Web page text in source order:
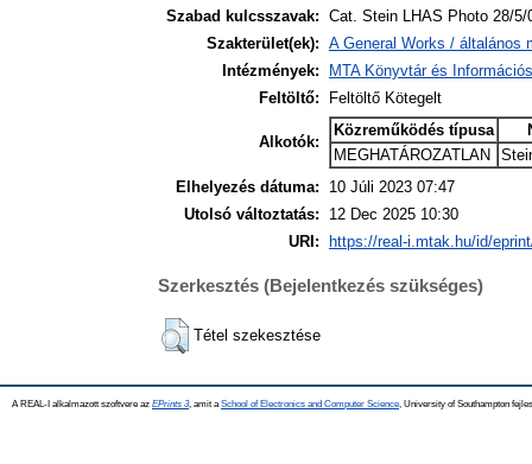
Szabad kulcsszavak: Cat. Stein LHAS Photo 28/5/
Szakterület(ek): A General Works / általános
Intézmények:
MTA Könyvtár és
Feltöltő:
Feltöltő Kötegelt
Alkotók:
Közreműködés típusa
MEGHATÁROZATLAN
Elhelyezés dátuma:
10 Júli 2023 07:47
Utolsó változtatás:
12 Dec 2025 10:30
URI:
https://real-i.mtak.hu/id/
Szerkesztés (Bejelentkezés szükséges)
Tétel szekesztése
A REAL-I alkalmazott szoftvere az EPrints 3, amit a School of Electronics and Computer Science , University of Southampton